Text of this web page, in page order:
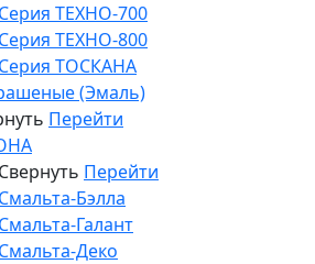
Серия ТЕХНО-700
Серия ТЕХНО-800
Серия ТОСКАНА
(Эмаль)
Перейти
Свернуть Перейти
Смальта-Бэлла
Смальта-Галант
Смальта-Деко